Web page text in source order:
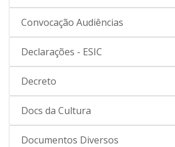
Convocação Audiências
Declarações - ESIC
Decreto
Docs da Cultura
Documentos Diversos